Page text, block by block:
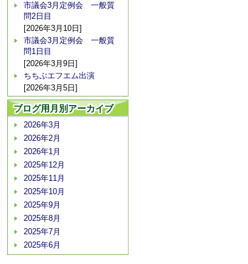
市議会3月定例会 一般質
問2日目
[2026年3月10日]
市議会3月定例会 一般質
問1日目
[2026年3月9日]
ちちぶエフエム出演
[2026年3月5日]
ブログ用月別アーカイブ
2026年3月
2026年2月
2026年1月
2025年12月
2025年11月
2025年10月
2025年9月
2025年8月
2025年7月
2025年6月